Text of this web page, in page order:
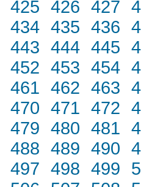
425 426 427
434 435 436
443 444 445
452 453 454
461 462 463
470 471 472
479 480 481
488 489 490
497 498 499